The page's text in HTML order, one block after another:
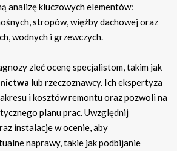
analizę kluczowych elementów:
stropów, więźby dachowej oraz
wodnych i grzewczych.
zleć ocenę specjalistom, takim jak
lub rzeczoznawcy. Ich ekspertyza
i kosztów remontu oraz pozwoli na
planu prac. Uwzględnij
instalacje w ocenie, aby
naprawy, takie jak podbijanie